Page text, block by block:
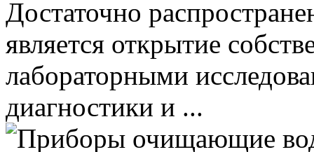
Достаточно
является открытие
лабораторными
диагностики и ...